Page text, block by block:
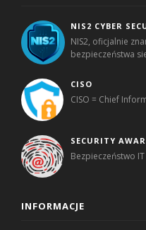
NIS2 CYBER
NIS2, oficjalnie
bezpieczeństwa
CISO
CISO = Chief
SECURITY
Bezpieczeństwo
INFORMACJE